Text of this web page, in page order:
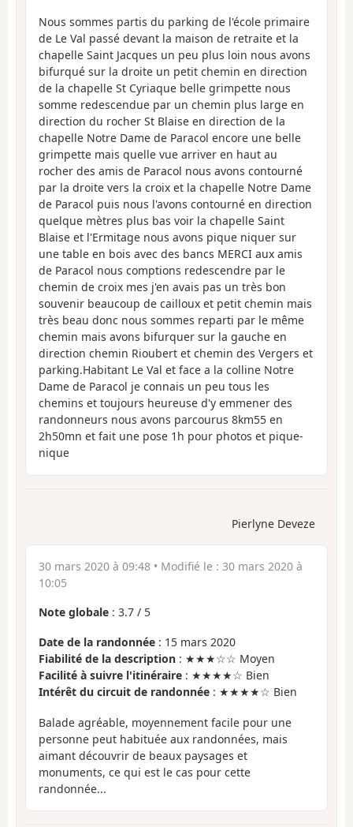
Nous sommes partis du parking de l'école primaire
de Le Val passé devant la maison de retraite et la
chapelle Saint Jacques un peu plus loin nous avons
bifurqué sur la droite un petit chemin en direction
de la chapelle St Cyriaque belle grimpette nous
somme redescendue par un chemin plus large en
direction du rocher St Blaise en direction de la
chapelle Notre Dame de Paracol encore une belle
grimpette mais quelle vue arriver en haut au
rocher des amis de Paracol nous avons contourné
par la droite vers la croix et la chapelle Notre Dame
de Paracol puis nous l'avons contourné en direction
quelque mètres plus bas voir la chapelle Saint
Blaise et l'Ermitage nous avons pique niquer sur
une table en bois avec des bancs MERCI aux amis
de Paracol nous comptions redescendre par le
chemin de croix mes j'en avais pas un très bon
souvenir beaucoup de cailloux et petit chemin mais
très beau donc nous sommes reparti par le même
chemin mais avons bifurquer sur la gauche en
direction chemin Rioubert et chemin des Vergers et
parking.Habitant Le Val et face a la colline Notre
Dame de Paracol je connais un peu tous les
chemins et toujours heureuse d'y emmener des
randonneurs nous avons parcourus 8km55 en
2h50mn et fait une pose 1h pour photos et pique-
nique
Pierlyne Deveze
30 mars 2020 à 09:48 • Modifié le : 30 mars 2020 à
10:05
Note globale : 3.7 / 5
Date de la randonnée : 15 mars 2020
Fiabilité de la description : ★★★☆☆ Moyen
Facilité à suivre l'itinéraire : ★★★★☆ Bien
Intérêt du circuit de randonnée : ★★★★☆ Bien
Balade agréable, moyennement facile pour une
personne peut habituée aux randonnées, mais
aimant découvrir de beaux paysages et
monuments, ce qui est le cas pour cette
randonnée...